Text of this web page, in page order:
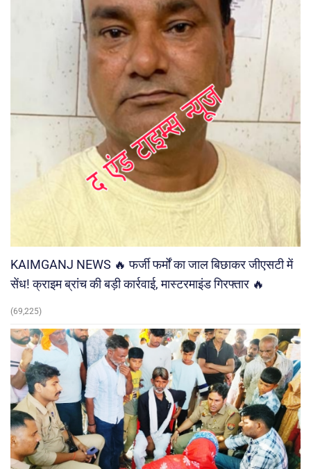
KAIMGANJ NEWS 🔥 फर्जी फर्मों का जाल बिछाकर जीएसटी में
सेंध! क्राइम ब्रांच की बड़ी कार्रवाई, मास्टरमाइंड गिरफ्तार 🔥
(69,225)